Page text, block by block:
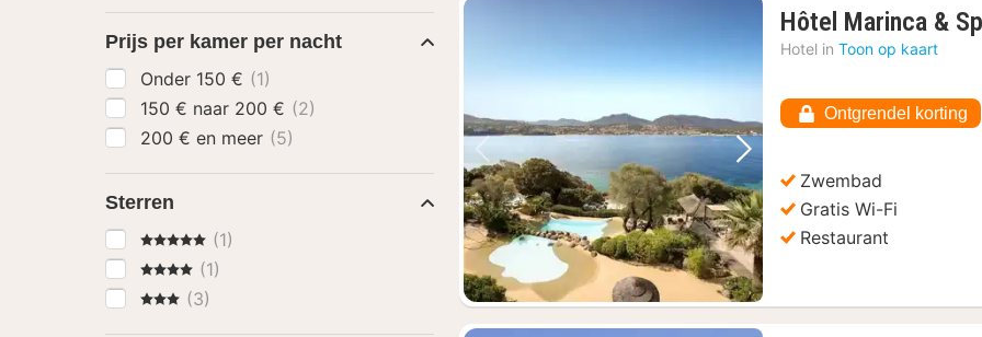
Vorige foto Volgende foto
Hôtel Marinca &
Hotel in Toon op kaart
Ontgrendel korting
Zwembad
Gratis Wi-Fi
Restaurant
Prijs per kamer per nacht
Onder 150 € (1)
150 € naar 200 € (2)
200 € en meer (5)
Sterren
5 Sterren(1)
4 Sterren
(1)
3 Sterren
(3)